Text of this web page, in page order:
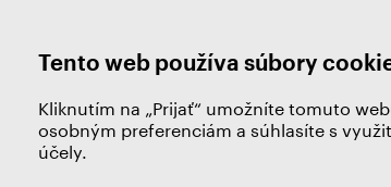
Tento web používa súbory
Kliknutím na „Prijať“ umožníte tomuto
osobným preferenciám a súhlasíte s
účely.